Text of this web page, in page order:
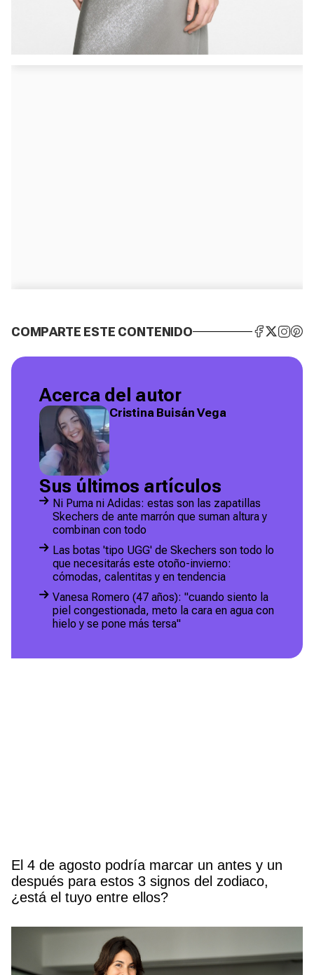
COMPARTE ESTE CONTENIDO
Acerca del autor
Cristina Buisán Vega
Sus últimos artículos
Ni Puma ni Adidas: estas son las zapatillas
Skechers de ante marrón que suman altura y
combinan con todo
Las botas 'tipo UGG' de Skechers son todo lo
que necesitarás este otoño-invierno:
cómodas, calentitas y en tendencia
Vanesa Romero (47 años): "cuando siento la
piel congestionada, meto la cara en agua con
hielo y se pone más tersa"
El 4 de agosto podría marcar un antes y un
después para estos 3 signos del zodiaco,
¿está el tuyo entre ellos?